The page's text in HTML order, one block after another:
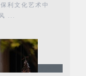
利文化艺术中
...